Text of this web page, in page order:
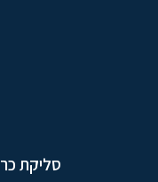
סליקת